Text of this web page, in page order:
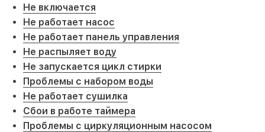
Не включается
Не работает насос
Не работает панель управления
Не распыляет воду
Не запускается цикл стирки
Проблемы с набором воды
Не работает сушилка
Сбои в работе таймера
Проблемы с циркуляционным насосом